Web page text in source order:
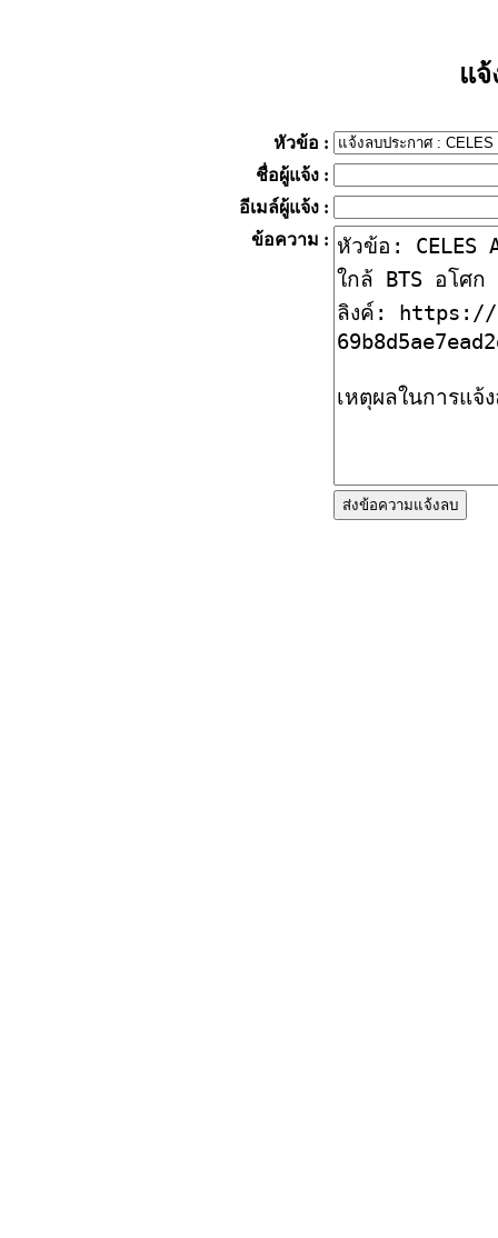
แจ้
หัวข้อ :
ชื่อผู้แจ้ง :
อีเมล์ผู้แจ้ง :
ข้อความ :